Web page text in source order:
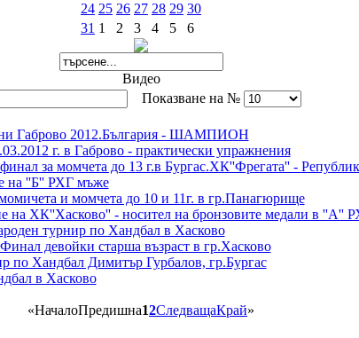
24 25 26 27 28 29 30
31 1 2 3 4 5 6
Видео
Показване на №
Габрово 2012.България - ШАМПИОН
г. в Габрово - практически упражнения
за момчета до 13 г.в Бургас.ХК''Фрегата'' -
на ''Б'' РХГ мъже
и момчета до 10 и 11г. в гр.Панагюрище
на ХК''Хасково'' - носител на бронзовите медали в ''А''
турнир по Хандбал в Хасково
девойки старша възраст в гр.Хасково
по Хандбал Димитър Гурбалов, гр.Бургас
в Хасково
«НачалоПредишна12СледващаКрай»